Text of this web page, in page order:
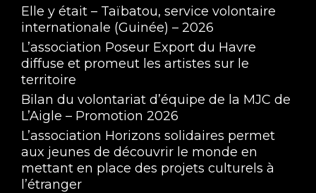
Elle y était – Taïbatou, service volontaire
internationale (Guinée) – 2026
L’association Poseur Export du Havre
diffuse et promeut les artistes sur le
territoire
Bilan du volontariat d’équipe de la MJC de
L’Aigle – Promotion 2026
L’association Horizons solidaires permet
aux jeunes de découvrir le monde en
mettant en place des projets culturels à
l’étranger